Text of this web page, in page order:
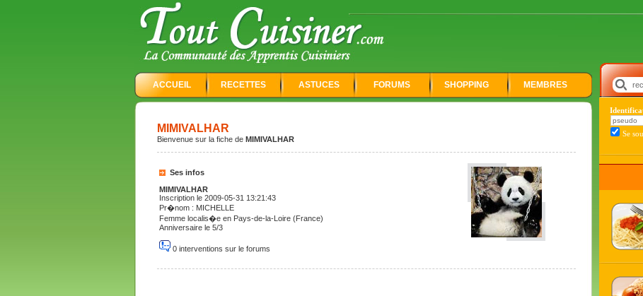
ACCUEIL RECETTES ASTUCES FORUMS SHOPPING MEMBRES
Se
MIMIVALHAR
Bienvenue sur la fiche de MIMIVALHAR
Ses infos
MIMIVALHAR
Inscription le 2009-05-31 13:21:43
Pr�nom : MICHELLE
Femme localis�e en Pays-de-la-Loire (France)
Anniversaire le 5/3
0 interventions sur le forums